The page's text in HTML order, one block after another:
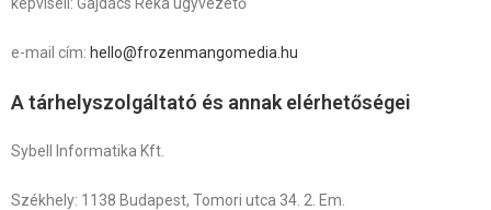
e-mail cím: hello@frozenmangomedia.hu
A tárhelyszolgáltató és annak elérhetőségei
Sybell Informatika Kft.
Székhely: 1138 Budapest, Tomori utca 34. 2. Em.